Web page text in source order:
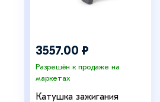
3557.00 ₽
Разрешён к продаже на
маркетах
Катушка зажигания